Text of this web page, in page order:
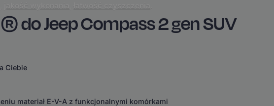
jakość wykonania łatwość czyszczenia
do Jeep Compass 2 gen SUV
Ciebie
materiał E-V-A z funkcjonalnymi komórkami